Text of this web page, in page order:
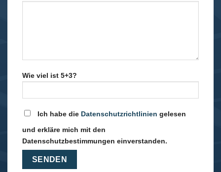
Wie viel ist 5+3?
Ich habe die Datenschutzrichtlinien gelesen
und erkläre mich mit den
Datenschutzbestimmungen einverstanden.